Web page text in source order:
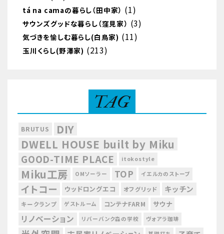
tá na camaの暮らし（田中家） (1)
サウンズグッドな暮らし（窪見家） (3)
気づきを愉しむ暮らし(白鳥家) (11)
玉川くらし(野澤家) (213)
TAG
BRUTUS
DIY
DWELL HOUSE built by Miku
GOOD-TIME PLACE itokostyle
Miku工房 OMソーラー TOP イエルカのストーブ
イトコー ウッドロングエコ オフグリッド キッチン
キークランプ ゲストルーム コンテナFARM サウナ
リノベーション リバーバンク森の学校 ヴォアラ珈琲